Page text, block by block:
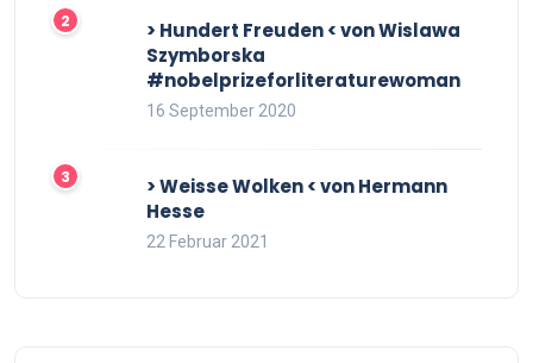
> Hundert Freuden < von Wislawa
Szymborska
#nobelprizeforliteraturewoman
16 September 2020
> Weisse Wolken < von Hermann
Hesse
22 Februar 2021